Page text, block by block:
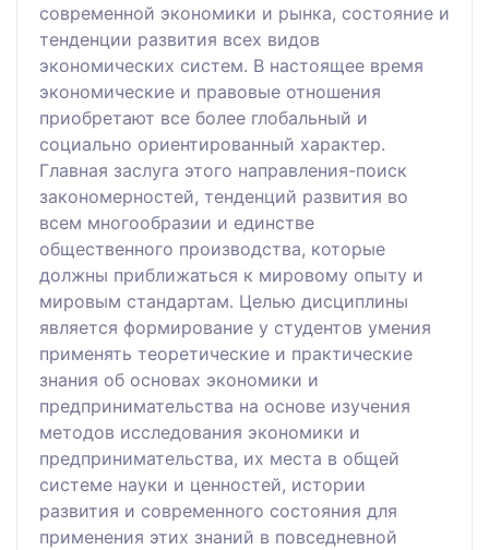
современной экономики и рынка, состояние и
тенденции развития всех видов
экономических систем. В настоящее время
экономические и правовые отношения
приобретают все более глобальный и
социально ориентированный характер.
Главная заслуга этого направления-поиск
закономерностей, тенденций развития во
всем многообразии и единстве
общественного производства, которые
должны приближаться к мировому опыту и
мировым стандартам. Целью дисциплины
является формирование у студентов умения
применять теоретические и практические
знания об основах экономики и
предпринимательства на основе изучения
методов исследования экономики и
предпринимательства, их места в общей
системе науки и ценностей, истории
развития и современного состояния для
применения этих знаний в повседневной